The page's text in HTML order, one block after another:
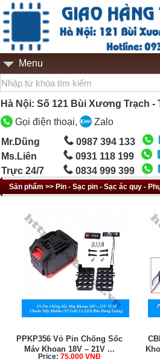
Menu
Hà Nội: Số 121 Bùi Xương Trạch -
Gọi điện thoại,
Zalo
Mr.Dũng
0987 394 133
Ms.Liên
0931 118 199
Trực 24/7
0834 999 399
Sản phẩm >> Pin - Sạc pin - Sạc ác quy -
PPKP356 Vỏ Pin Chống Sốc
Máy Khoan 18V – 21V ...
Price: 75.000 VNĐ